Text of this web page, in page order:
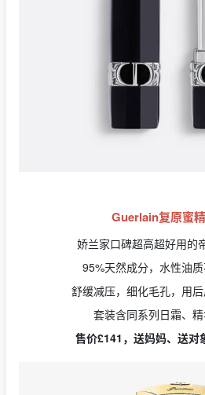
Guerlain复原蜜
娇兰家口碑超高超好用的
95%天然成分，水性油
舒缓减压，细化毛孔，用后
套装含同系列日霜、
售价£141，送妈妈、送对